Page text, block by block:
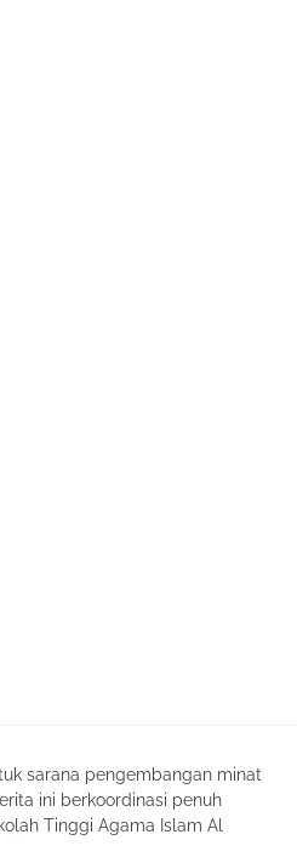
sarana pengembangan minat
ini berkoordinasi penuh
Tinggi Agama Islam Al